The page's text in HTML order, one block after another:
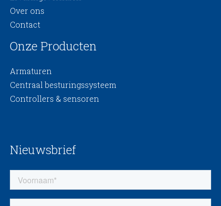
Over ons
Contact
Onze Producten
Armaturen
Centraal besturingssysteem
Controllers & sensoren
Nieuwsbrief